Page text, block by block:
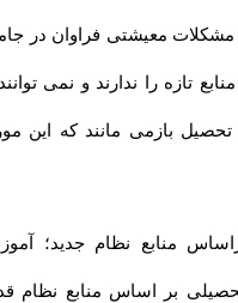
معیشتی فراوان در جامعه
را ندارند و نمی توانند با
بازمی مانند که این مورد،
منابع نظام جدید؛ آموزش
در طول ۱۲ سال تحصیلی بر اساس منابع نظام قدیم